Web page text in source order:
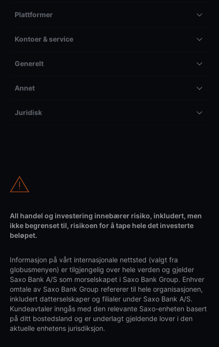
Plattformer
Kontoer & service
Generelt
Annet
Juridisk
All handel og investering innebærer risiko, inkludert, men
ikke begrenset til, risikoen for å tape hele det investerte
beløpet.
Informasjon på vårt internasjonale nettsted (valgt fra
globusmenyen) er tilgjengelig over hele verden og gjelder
Saxo Bank A/S som morselskapet i Saxo Bank Group. Enhver
omtale av Saxo Bank Group refererer til hele organisasjonen,
inkludert datterselskaper og filialer under Saxo Bank A/S.
Kundeavtaler inngås med den relevante Saxo-enheten basert
på ditt bostedsland og er underlagt gjeldende lover i den
aktuelle enhetens jurisdiksjon.